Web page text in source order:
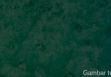
Gambar